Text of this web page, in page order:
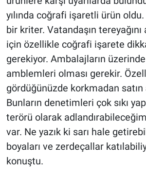
yılında coğrafi işaretli ürün
bir kriter. Vatandaşın tereyağını
için özellikle coğrafi işarete
gerekiyor. Ambalajların
amblemleri olması gerekir.
gördüğünüzde korkmadan
Bunların denetimleri çok sıkı
terörü olarak
var. Ne yazık ki sarı hale
boyaları ve zerdeçallar
konuştu.